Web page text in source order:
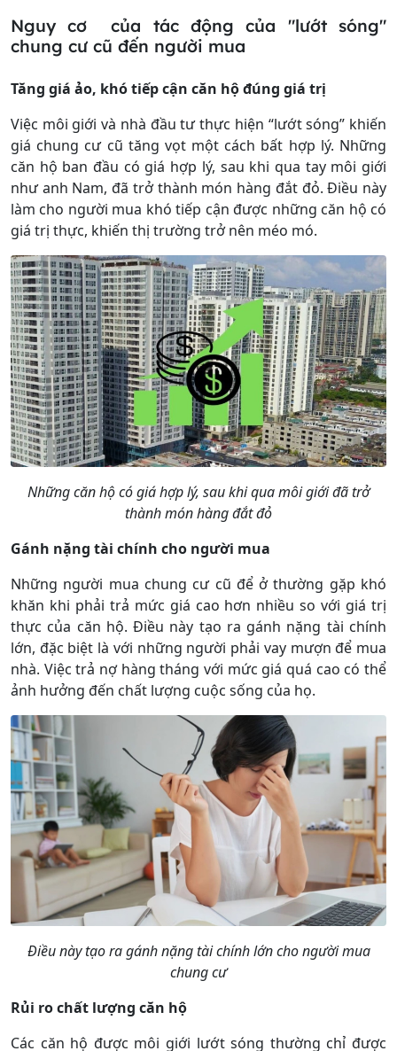
Nguy cơ của tác động của "lướt sóng"
chung cư cũ đến người mua
Tăng giá ảo, khó tiếp cận căn hộ đúng giá trị
Việc môi giới và nhà đầu tư thực hiện “lướt sóng” khiến
giá chung cư cũ tăng vọt một cách bất hợp lý. Những
căn hộ ban đầu có giá hợp lý, sau khi qua tay môi giới
như anh Nam, đã trở thành món hàng đắt đỏ. Điều này
làm cho người mua khó tiếp cận được những căn hộ có
giá trị thực, khiến thị trường trở nên méo mó.
Những căn hộ có giá hợp lý, sau khi qua môi giới đã trở
thành món hàng đắt đỏ
Gánh nặng tài chính cho người mua
Những người mua chung cư cũ để ở thường gặp khó
khăn khi phải trả mức giá cao hơn nhiều so với giá trị
thực của căn hộ. Điều này tạo ra gánh nặng tài chính
lớn, đặc biệt là với những người phải vay mượn để mua
nhà. Việc trả nợ hàng tháng với mức giá quá cao có thể
ảnh hưởng đến chất lượng cuộc sống của họ.
Điều này tạo ra gánh nặng tài chính lớn cho người mua
chung cư
Rủi ro chất lượng căn hộ
Các căn hộ được môi giới lướt sóng thường chỉ được